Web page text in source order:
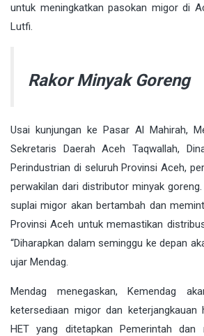
untuk meningkatkan pasokan migor di
Lutfi.
Rakor Minyak Goreng
Usai kunjungan ke Pasar Al Mahirah,
Sekretaris Daerah Aceh Taqwallah,
Perindustrian di seluruh Provinsi Aceh,
perwakilan dari distributor minyak
suplai migor akan bertambah dan
Provinsi Aceh untuk memastikan
“Diharapkan dalam seminggu ke depan
ujar Mendag.
Mendag menegaskan, Kemendag
ketersediaan migor dan keterjangkauan
HET yang ditetapkan Pemerintah dan